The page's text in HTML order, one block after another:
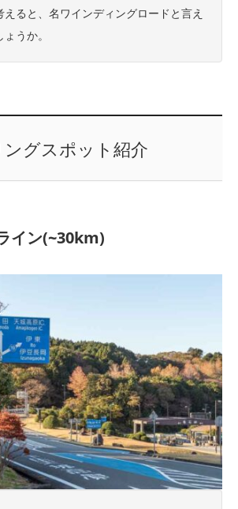
ると、名ワインディングロードと言え
うか。
ングスポット紹介
イン(~30km)